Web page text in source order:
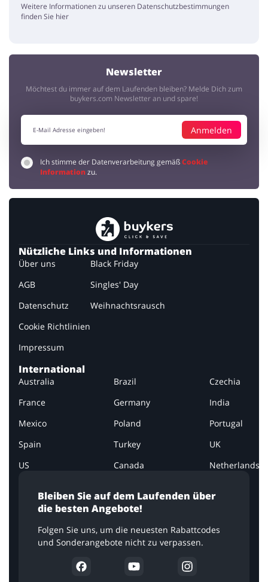
10% Gutschein
Zu letzter Zeit trenniere ich viel und mit dem Gutscheinen hier kann
Große Auswahl
Für jedes Trainingsziel werden einem echt leckere Produkte
foodspring
Weitere Informationen zu unseren Datenschutzbestimmungen
finden Sie hier
Newsletter
Möchtest du immer auf dem Laufenden bleiben? Melde Dich zum
buykers.com Newsletter an und spare!
Anmelden
Ich stimme der Datenverarbeitung gemäßCookie
Informationzu.
Bleiben Sie auf dem Laufenden über
die besten Angebote!
Folgen Sie uns, um die neuesten Rabattcodes
und Sonderangebote nicht zu verpassen.
Nützliche Links und Informationen
Über uns
AGB
Datenschutz
Cookie Richtlinien
Impressum
Black Friday
Singles' Day
Weihnachtsrausch
International
Australia Brazil
Czechia
France
Germany
India
Mexico
Poland
Portugal
Spain
Turkey
UK
US
Canada Netherlands
die besten Rabatte im Internet zu nutzen! Bevor Sie
dies tun, brauchen wir Ihre Aufmerksamkeit für einen
Moment. In Bezug auf Ihre Privatsphäre...
In Bezug auf Änderungen der Datenschutzverordnung
(DSGVO) haben wir im Interesse Ihrer Privatsphäre